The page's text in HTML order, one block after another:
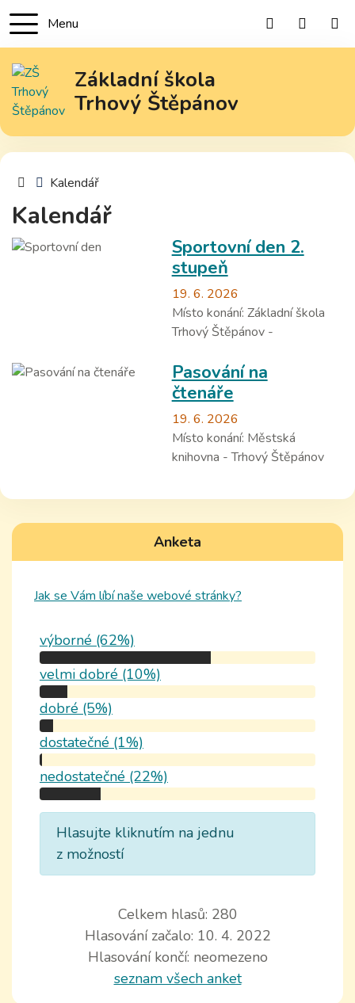
Menu +420 317
Základní škola
Trhový Štěpánov
Úvodní stránka
Kalendář
Kalendář
Sportovní den 2.
stupeň
19. 6. 2026
Místo konání: Základní škola
Trhový Štěpánov -
Pasování na
čtenáře
19. 6. 2026
Místo konání: Městská
knihovna - Trhový Štěpánov
Anketa
Jak se Vám líbí naše webové stránky?
výborné (62%)
velmi dobré (10%)
dobré (5%)
dostatečné (1%)
nedostatečné (22%)
Hlasujte kliknutím na jednu
z možností
Celkem hlasů: 280
Hlasování začalo: 10. 4. 2022
Hlasování končí: neomezeno
seznam všech anket